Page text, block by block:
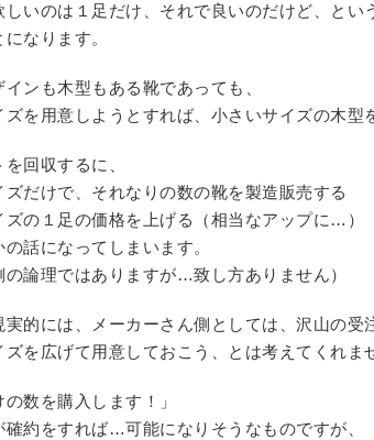
しいのは１足だけ、それで良いのだけど、とい
なります。
ンも木型もある靴であっても、
ズを用意しようとすれば、小さいサイズの木
回収するに、
ズだけで、それなりの数の靴を製造販売する
ズの１足の価格を上げる（相当なアップに…）
話になってしまいます。
の論理ではありますが…致し方ありません）
実的には、メーカーさん側としては、沢山の受
ズを広げて用意しておこう、とは考えてくれま
の数を購入します！」
確約をすれば…可能になりそうなものですが、